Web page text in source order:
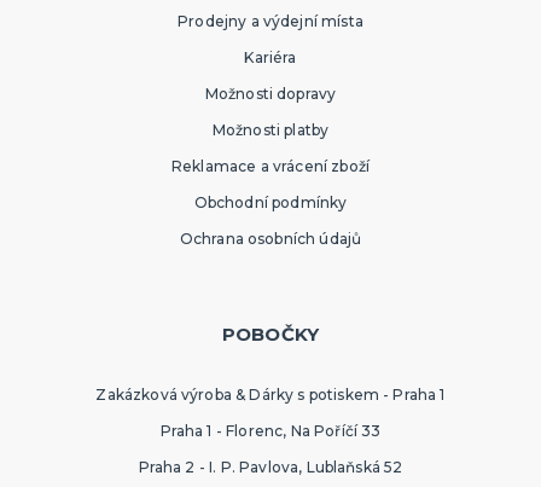
Prodejny a výdejní místa
Kariéra
Možnosti dopravy
Možnosti platby
Reklamace a vrácení zboží
Obchodní podmínky
Ochrana osobních údajů
POBOČKY
Zakázková výroba & Dárky s potiskem - Praha 1
Praha 1 - Florenc, Na Poříčí 33
Praha 2 - I. P. Pavlova, Lublaňská 52